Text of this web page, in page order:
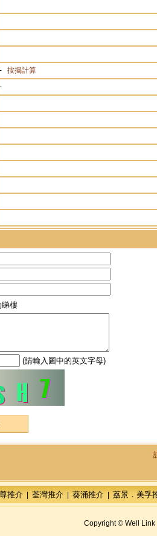
按揭計算
睇樓
(請輸入圖中的英文字母)
推介| 荃灣推介| 葵涌推介| 荔景．美孚
Copyright © Well Link